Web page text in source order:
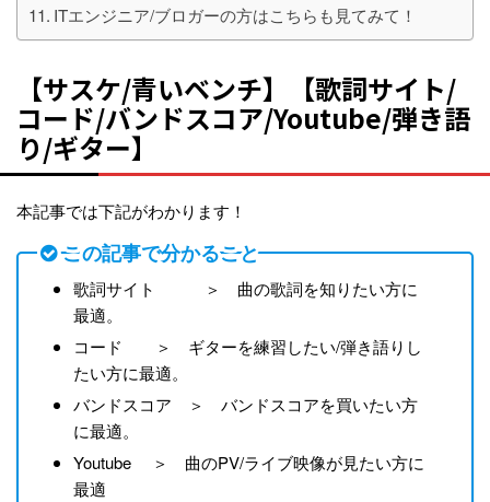
ITエンジニア/ブロガーの方はこちらも見てみて！
【サスケ/青いベンチ】【歌詞サイト/
コード/バンドスコア/Youtube/弾き語
り/ギター】
本記事では下記がわかります！
この記事で分かること
歌詞サイト ＞ 曲の歌詞を知りたい方に
最適。
コード ＞ ギターを練習したい/弾き語りし
たい方に最適。
バンドスコア ＞ バンドスコアを買いたい方
に最適。
Youtube ＞ 曲のPV/ライブ映像が見たい方に
最適